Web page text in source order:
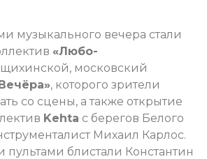
музыкального вечера стали
«Любо-
московский
, которого зрители
со сцены, а также открытие
Kehta с берегов Белого
Михаил Карлос.
блистали Константин